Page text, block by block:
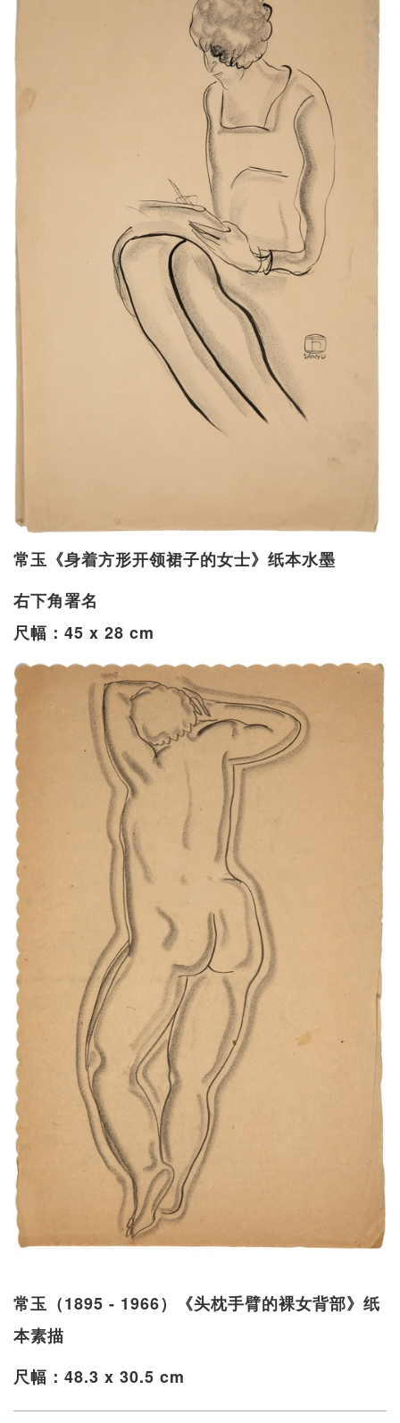
常玉《身着方形开领裙子的女士》纸本水墨
右下角署名
尺幅：45 x 28 cm
常玉（1895 - 1966）《头枕手臂的裸女背部》纸
本素描
尺幅：48.3 x 30.5 cm